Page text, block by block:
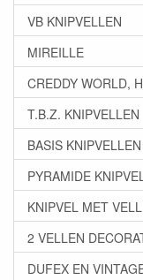
VB KNIPVELLEN
MIREILLE
CREDDY WORLD,
T.B.Z. KNIPVELLEN
BASIS
PYRAMIDE
KNIPVEL MET
2 VELLEN
DUFEX EN